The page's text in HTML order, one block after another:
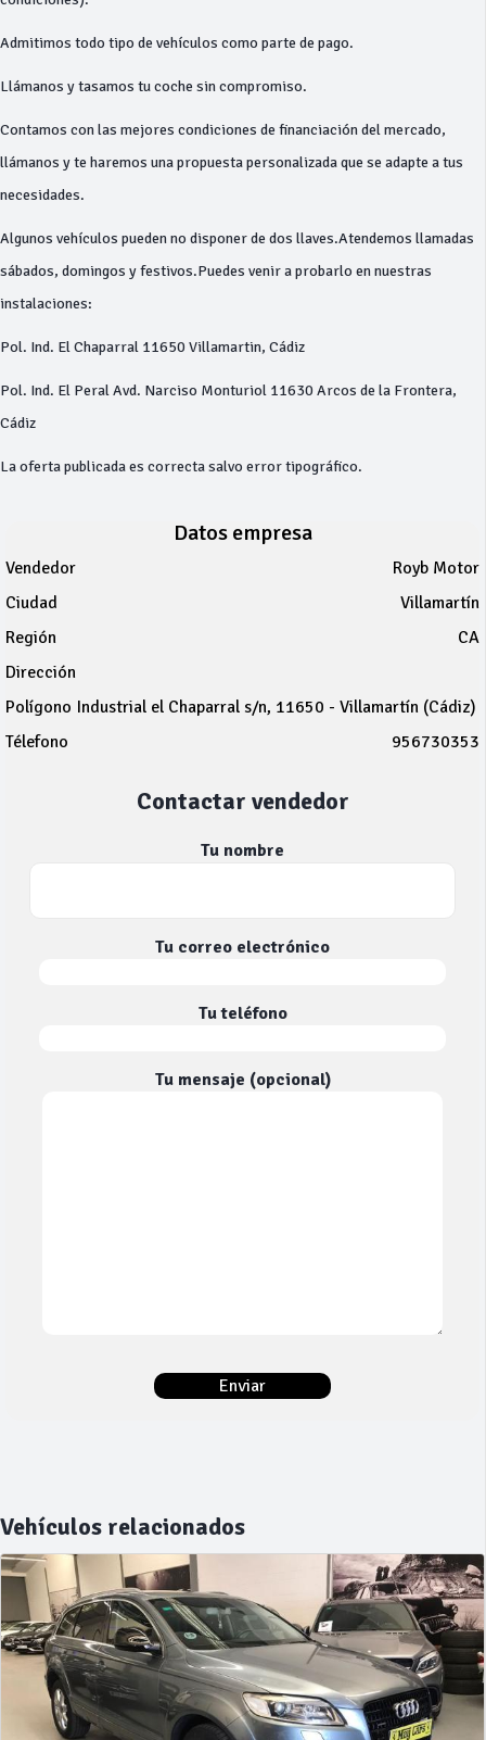
Admitimos todo tipo de vehículos como parte de pago.
Llámanos y tasamos tu coche sin compromiso.
Contamos con las mejores condiciones de financiación del mercado,
llámanos y te haremos una propuesta personalizada que se adapte a tus
necesidades.
Algunos vehículos pueden no disponer de dos llaves.Atendemos llamadas
sábados, domingos y festivos.Puedes venir a probarlo en nuestras
instalaciones:
Pol. Ind. El Chaparral 11650 Villamartin, Cádiz
Pol. Ind. El Peral Avd. Narciso Monturiol 11630 Arcos de la Frontera,
Cádiz
La oferta publicada es correcta salvo error tipográfico.
Datos empresa
Vendedor
Royb Motor
Ciudad
Villamartín
Región
CA
Dirección
Polígono Industrial el Chaparral s/n, 11650 - Villamartín (Cádiz)
Télefono
956730353
Contactar vendedor
Tu nombre
Tu correo electrónico
Tu teléfono
Tu mensaje (opcional)
Vehículos relacionados